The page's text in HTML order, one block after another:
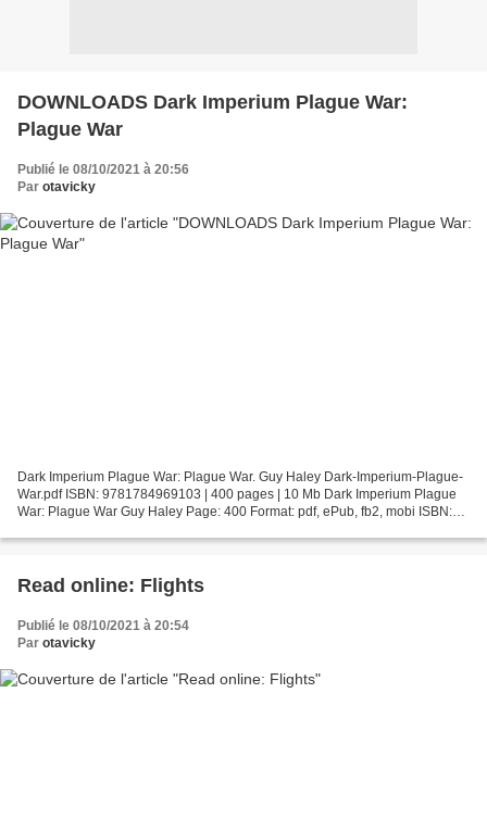
DOWNLOADS Dark Imperium Plague War:
Plague War
Publié le 08/10/2021 à 20:56
Par otavicky
Dark Imperium Plague War: Plague War. Guy Haley Dark-Imperium-Plague-
War.pdf ISBN: 9781784969103 | 400 pages | 10 Mb Dark Imperium Plague
War: Plague War Guy Haley Page: 400 Format: pdf, ePub, fb2, mobi ISBN:
Read online: Flights
Publié le 08/10/2021 à 20:54
Par otavicky